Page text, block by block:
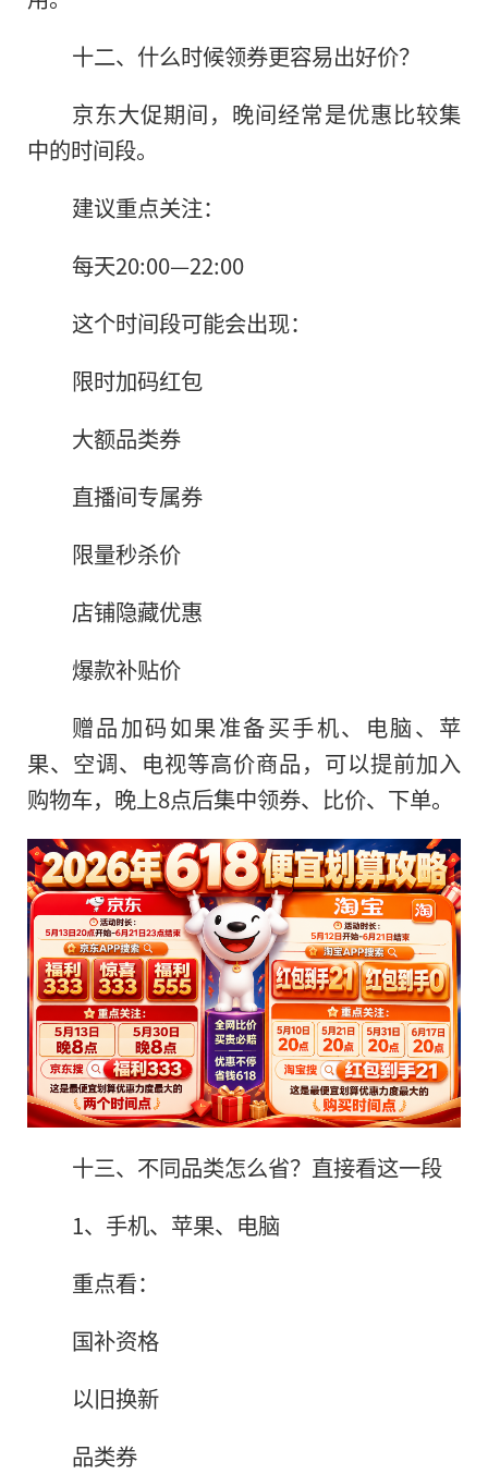
十二、什么时候领券更容易出好价？
京东大促期间，晚间经常是优惠比较集
中的时间段。
建议重点关注：
每天20:00—22:00
这个时间段可能会出现：
限时加码红包
大额品类券
直播间专属券
限量秒杀价
店铺隐藏优惠
爆款补贴价
赠品加码如果准备买手机、电脑、苹
果、空调、电视等高价商品，可以提前加入
购物车，晚上8点后集中领券、比价、下单。
十三、不同品类怎么省？直接看这一段
1、手机、苹果、电脑
重点看：
国补资格
以旧换新
品类券